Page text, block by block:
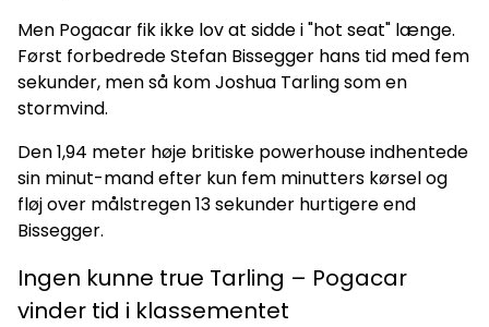
Men Pogacar fik ikke lov at sidde i "hot seat" længe.
Først forbedrede Stefan Bissegger hans tid med fem
sekunder, men så kom Joshua Tarling som en
stormvind.
Den 1,94 meter høje britiske powerhouse indhentede
sin minut-mand efter kun fem minutters kørsel og
fløj over målstregen 13 sekunder hurtigere end
Bissegger.
Ingen kunne true Tarling – Pogacar
vinder tid i klassementet